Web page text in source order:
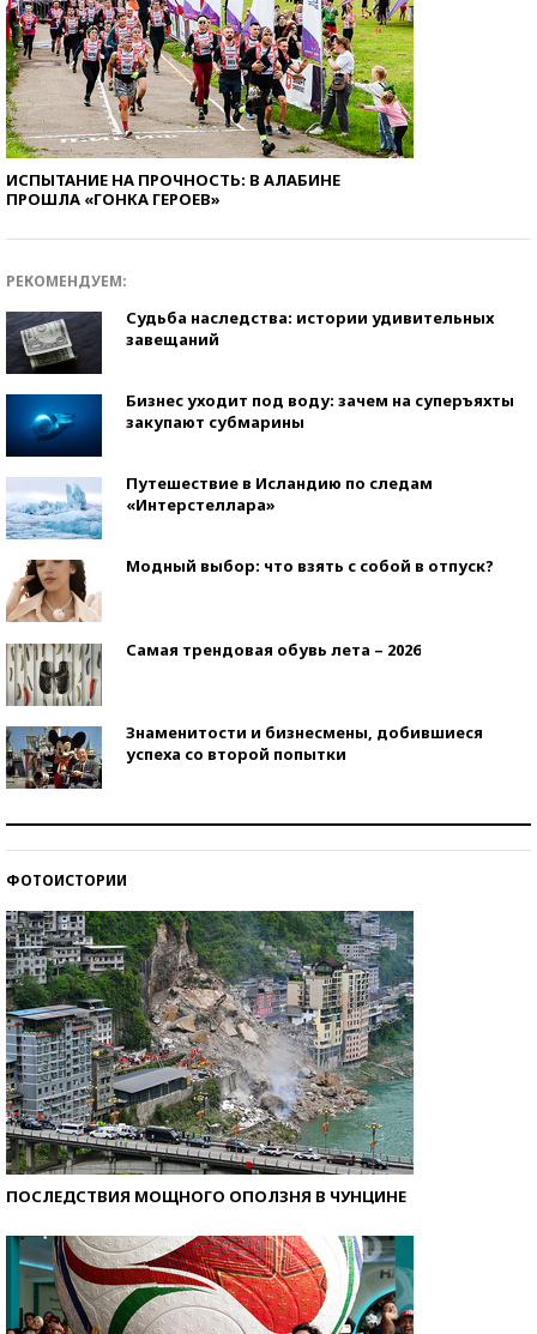
ИСПЫТАНИЕ НА ПРОЧНОСТЬ: В АЛАБИНЕ
ПРОШЛА «ГОНКА ГЕРОЕВ»
РЕКОМЕНДУЕМ:
Судьба наследства: истории удивительных
завещаний
Бизнес уходит под воду: зачем на суперъяхты
закупают субмарины
Путешествие в Исландию по следам
«Интерстеллара»
Модный выбор: что взять с собой в отпуск?
Самая трендовая обувь лета – 2026
Знаменитости и бизнесмены, добившиеся
успеха со второй попытки
ФОТОИСТОРИИ
ПОСЛЕДСТВИЯ МОЩНОГО ОПОЛЗНЯ В ЧУНЦИНЕ